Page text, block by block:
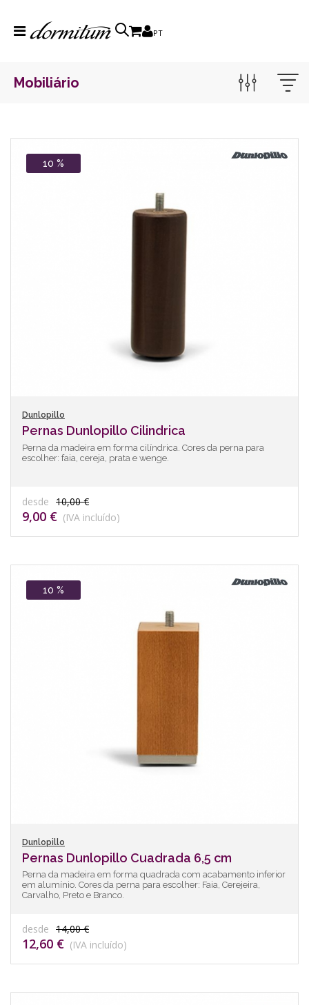
PT
Mobiliário
10 %
Dunlopillo
Pernas Dunlopillo Cilindrica
Perna da madeira em forma cilíndrica. Cores da perna para
escolher: faia, cereja, prata e wenge.
desde 10,00 €
9,00 € (IVA incluído)
10 %
Dunlopillo
Pernas Dunlopillo Cuadrada 6,5 cm
Perna da madeira em forma quadrada com acabamento inferior
em alumínio. Cores da perna para escolher: Faia, Cerejeira,
Carvalho, Preto e Branco.
desde 14,00 €
12,60 € (IVA incluído)